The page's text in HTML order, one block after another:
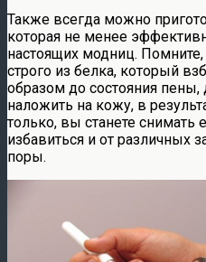
Также всегда можно
которая не менее
настоящих модниц. Помните,
строго из белка, который
образом до состояния
наложить на кожу, в
только, вы станете снимать
избавиться и от различных
поры.